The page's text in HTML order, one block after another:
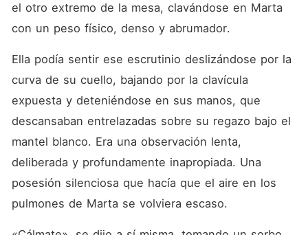
el otro extremo de la mesa, clavándose en Marta
con un peso físico, denso y abrumador.
Ella podía sentir ese escrutinio deslizándose por la
curva de su cuello, bajando por la clavícula
expuesta y deteniéndose en sus manos, que
descansaban entrelazadas sobre su regazo bajo el
mantel blanco. Era una observación lenta,
deliberada y profundamente inapropiada. Una
posesión silenciosa que hacía que el aire en los
pulmones de Marta se volviera escaso.